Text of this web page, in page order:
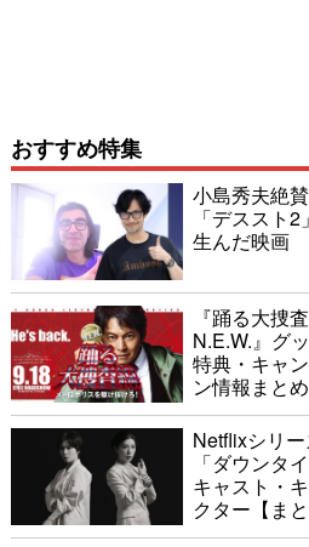
おすすめ特集
小島秀夫絶賛
「デススト2
生んだ映画
『踊る大捜
N.E.W.』グ
特典・キャ
ン情報まとめ
Netflixシリ
「ダウンタイ
キャスト・
クター【まと